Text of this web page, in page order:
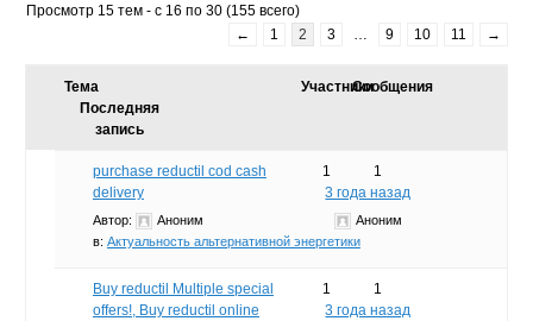
Просмотр 15 тем - с 16 по 30 (155 всего)
←
1 2 3 9 10 11 →
Тема УчастникиСообщения
Последняя
запись
purchase reductil cod cash
delivery
Автор:
Аноним
в: Актуальность альтернативной энергетики
1
1
3 года назад
Аноним
Buy reductil Multiple special
offers!, Buy reductil online
1
1
3 года назад